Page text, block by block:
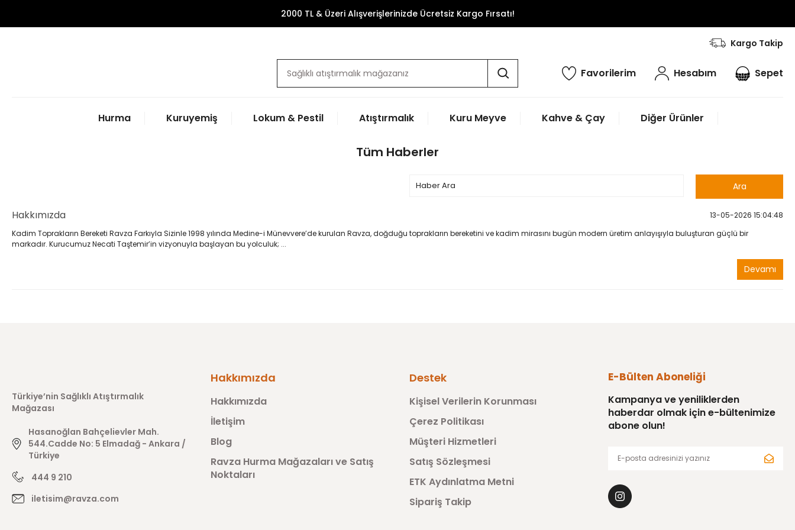
2000 TL & Üzeri Alışverişlerinizde Ücretsiz Kargo Fırsatı!
Kargo Takip
Favorilerim Hesabım Sepet
Hurma Kuruyemiş Lokum & Pestil Atıştırmalık Kuru Meyve Kahve & Çay Diğer Ürünler
Tüm Haberler
Hakkımızda
13-05-2026 15:04:48
Kadim Toprakların Bereketi Ravza Farkıyla Sizinle 1998 yılında Medine-i Münevvere’de kurulan Ravza, doğduğu toprakların bereketini ve kadim mirasını bugün modern üretim anlayışıyla buluşturan güçlü bir
markadır. Kurucumuz Necati Taştemir’in vizyonuyla başlayan bu yolculuk; ...
Devamı
Türkiye’nin Sağlıklı Atıştırmalık
Mağazası
Hasanoğlan Bahçelievler Mah.
544.Cadde No: 5 Elmadağ - Ankara /
Türkiye
444 9 210
iletisim@ravza.com
Hakkımızda
Hakkımızda
İletişim
Blog
Ravza Hurma Mağazaları ve Satış
Noktaları
Destek
Kişisel Verilerin Korunması
Çerez Politikası
Müşteri Hizmetleri
Satış Sözleşmesi
ETK Aydınlatma Metni
Sipariş Takip
E-Bülten Aboneliği
Kampanya ve yeniliklerden
haberdar olmak için e-bültenimize
abone olun!